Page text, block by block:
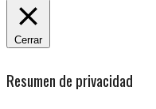
Cerrar
Resumen de privacidad